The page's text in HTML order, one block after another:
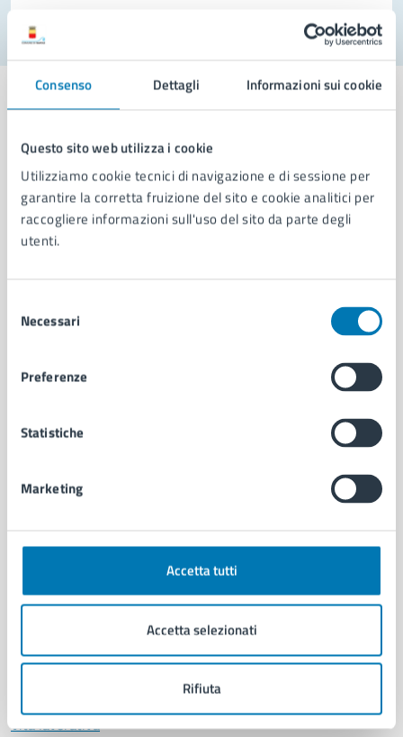
Consenso Dettagli Informazioni sui cookie
Questo sito web utilizza i cookie
Utilizziamo cookie tecnici di navigazione e di sessione per
garantire la corretta fruizione del sito e cookie analitici per
raccogliere informazioni sull'uso del sito da parte degli
utenti.
delNecessari
Preferenze
Statistiche
Marketing
Accetta tutti
Accetta selezionati
Rifiuta
Comune di Napoli
AMMINISTRAZIONE
Aree amministrative
Uffici
Enti e fondazioni
Personale amministrativo
CATEGORIE DI SERVIZIO
Autorizzazioni
Documenti e certificati
Giustizia e sicurezza pubblica
Imprese e commercio
Salute, benessere e assistenza
Vita lavorativa